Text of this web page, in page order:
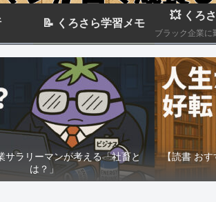
📝 くろさら学習メモ
💥 くろ
サラリーマンが考える「社畜と
は？」
【読書 おす